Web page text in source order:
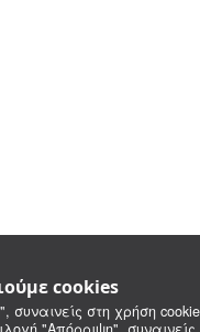
cookies
στη χρήση